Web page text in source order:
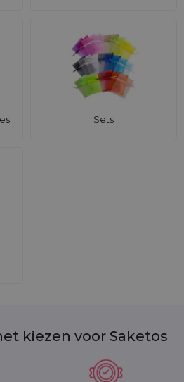
Sets
kiezen voor Saketos